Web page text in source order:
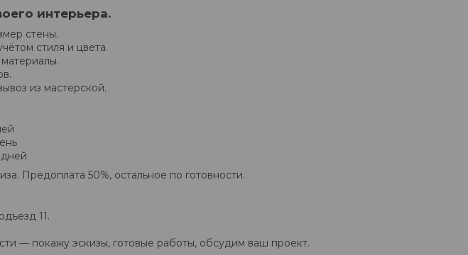
интерьера.
стены.
стиля и цвета.
из мастерской.
Предоплата 50%, остальное по готовности.
11.
— покажу эскизы, готовые работы, обсудим ваш проект.